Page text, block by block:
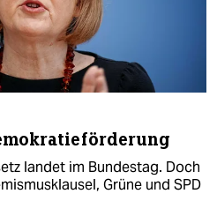
landet im Bundestag. Doch
Grüne und SPD